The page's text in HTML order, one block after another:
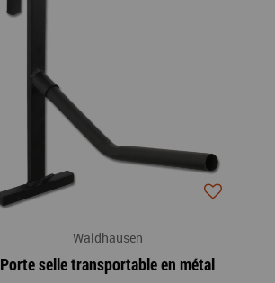
Waldhausen
Porte selle transportable en métal